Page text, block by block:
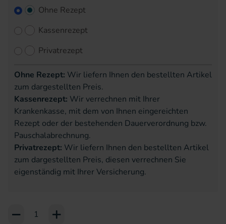
Ohne Rezept
Kassenrezept
Privatrezept
Ohne Rezept: Wir liefern Ihnen den bestellten Artikel
zum dargestellten Preis.
Kassenrezept: Wir verrechnen mit Ihrer
Krankenkasse, mit dem von Ihnen eingereichten
Rezept oder der bestehenden Dauerverordnung bzw.
Pauschalabrechnung.
Privatrezept: Wir liefern Ihnen den bestellten Artikel
zum dargestellten Preis, diesen verrechnen Sie
eigenständig mit Ihrer Versicherung.
Add to Cart or Wish List